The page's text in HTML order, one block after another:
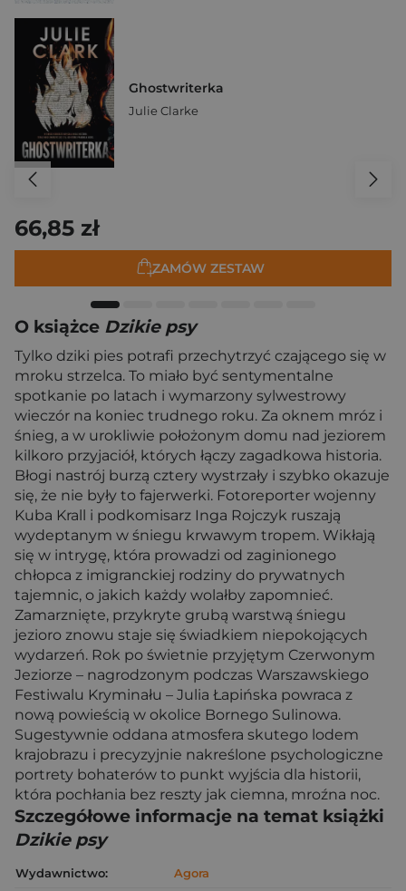
Ghostwriterka
Julie Clarke
66,85 zł
ZAMÓW ZESTAW
O książce Dzikie psy
Tylko dziki pies potrafi przechytrzyć czającego się w
mroku strzelca. To miało być sentymentalne
spotkanie po latach i wymarzony sylwestrowy
wieczór na koniec trudnego roku. Za oknem mróz i
śnieg, a w urokliwie położonym domu nad jeziorem
kilkoro przyjaciół, których łączy zagadkowa historia.
Błogi nastrój burzą cztery wystrzały i szybko okazuje
się, że nie były to fajerwerki. Fotoreporter wojenny
Kuba Krall i podkomisarz Inga Rojczyk ruszają
wydeptanym w śniegu krwawym tropem. Wikłają
się w intrygę, która prowadzi od zaginionego
chłopca z imigranckiej rodziny do prywatnych
tajemnic, o jakich każdy wolałby zapomnieć.
Zamarznięte, przykryte grubą warstwą śniegu
jezioro znowu staje się świadkiem niepokojących
wydarzeń. Rok po świetnie przyjętym Czerwonym
Jeziorze – nagrodzonym podczas Warszawskiego
Festiwalu Kryminału – Julia Łapińska powraca z
nową powieścią w okolice Bornego Sulinowa.
Sugestywnie oddana atmosfera skutego lodem
krajobrazu i precyzyjnie nakreślone psychologiczne
portrety bohaterów to punkt wyjścia dla historii,
która pochłania bez reszty jak ciemna, mroźna noc.
Szczegółowe informacje na temat książki
Dzikie psy
Wydawnictwo:
Agora